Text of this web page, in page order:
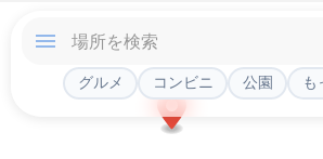
グルメ コンビニ 公園 も